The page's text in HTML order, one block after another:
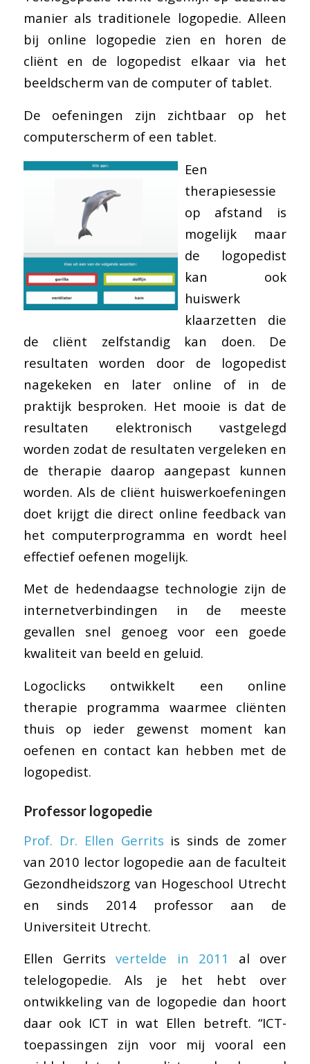
manier als traditionele logopedie. Alleen
bij online logopedie zien en horen de
cliënt en de logopedist elkaar via het
beeldscherm van de computer of tablet.
De oefeningen zijn zichtbaar op het
computerscherm of een tablet.
Een
therapiesessie
op afstand is
mogelijk maar
de logopedist
kan ook
huiswerk
klaarzetten die
de cliënt zelfstandig kan doen. De
resultaten worden door de logopedist
nagekeken en later online of in de
praktijk besproken. Het mooie is dat de
resultaten elektronisch vastgelegd
worden zodat de resultaten vergeleken en
de therapie daarop aangepast kunnen
worden. Als de cliënt huiswerkoefeningen
doet krijgt die direct online feedback van
het computerprogramma en wordt heel
effectief oefenen mogelijk.
Met de hedendaagse technologie zijn de
internetverbindingen in de meeste
gevallen snel genoeg voor een goede
kwaliteit van beeld en geluid.
Logoclicks ontwikkelt een online
therapie programma waarmee cliënten
thuis op ieder gewenst moment kan
oefenen en contact kan hebben met de
logopedist.
Professor logopedie
Prof. Dr. Ellen Gerrits is sinds de zomer
van 2010 lector logopedie aan de faculteit
Gezondheidszorg van Hogeschool Utrecht
en sinds 2014 professor aan de
Universiteit Utrecht.
Ellen Gerritsvertelde in 2011
al over
telelogopedie. Als je het hebt over
ontwikkeling van de logopedie dan hoort
daar ook ICT in wat Ellen betreft. “ICT-
toepassingen zijn voor mij vooral een